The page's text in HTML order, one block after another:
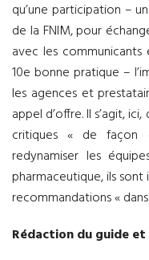
qu’une participation –
de la FNIM, pour
avec les
10e bonne pratique –
les agences et
appel d’offre. Il s’agit,
critiques « de façon
redynamiser les
pharmaceutique, ils
recommandations «
Rédaction du guide